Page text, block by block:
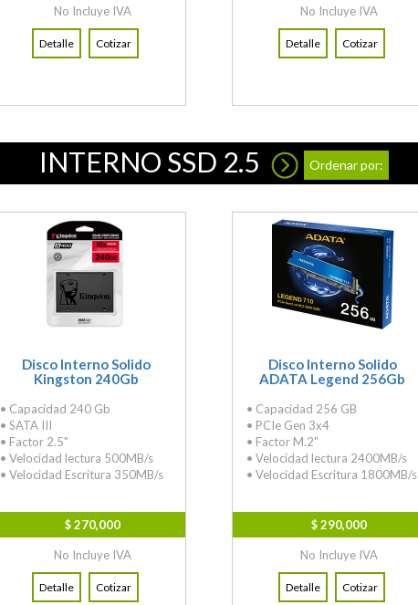
No Incluye IVA
Detalle Cotizar
No Incluye IVA
Detalle Cotizar
INTERNO SSD 2.5 Ordenar por:
Disco Interno Solido
Kingston 240Gb
• Capacidad 240 Gb
• SATA III
• Factor 2.5"
• Velocidad lectura 500MB/s
• Velocidad Escritura 350MB/s
$ 270,000
No Incluye IVA
Detalle Cotizar
Disco Interno Solido
ADATA Legend 256Gb
• Capacidad 256 GB
• PCIe Gen 3x4
• Factor M.2"
• Velocidad lectura 2400MB/s
• Velocidad Escritura 1800MB/s
$ 290,000
No Incluye IVA
Detalle Cotizar